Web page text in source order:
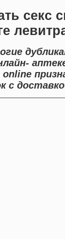
секс
с